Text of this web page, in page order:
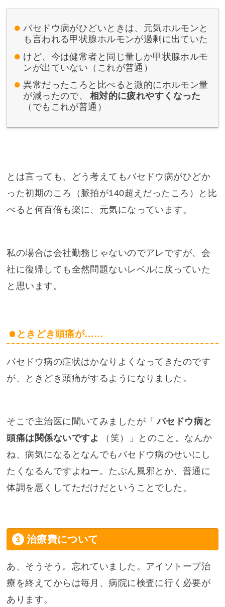
バセドウ病がひどいときは、元気ホルモンと
も言われる甲状腺ホルモンが過剰に出ていた
けど、今は健常者と同じ量しか甲状腺ホルモ
ンが出ていない（これが普通）
異常だったころと比べると激的にホルモン量
が減ったので、
相対的に疲れやすくなった
（でもこれが普通）
とは言っても、どう考えてもバセドウ病がひどか
った初期のころ（脈拍が140超えだったころ）と比
べると何百倍も楽に、元気になっています。
私の場合は会社勤務じゃないのでアレですが、会
社に復帰しても全然問題ないレベルに戻っていた
と思います。
ときどき頭痛が……
バセドウ病の症状はかなりよくなってきたのです
が、ときどき頭痛がするようになりました。
そこで主治医に聞いてみましたが「 バセドウ病と
頭痛は関係ないですよ
（笑）」とのこと。なんか
ね、病気になるとなんでもバセドウ病のせいにし
たくなるんですよねー。たぶん風邪とか、普通に
体調を悪くしてただけだということでした。
治療費について
あ、そうそう。忘れていました。アイソトープ治
療を終えてからは毎月、病院に検査に行く必要が
あります。